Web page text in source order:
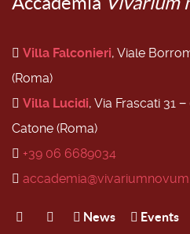
Villa Falconieri, Viale
(Roma)
Villa Lucidi, Via Frascati 31
Catone (Roma)
+39 06 6689034
News Events